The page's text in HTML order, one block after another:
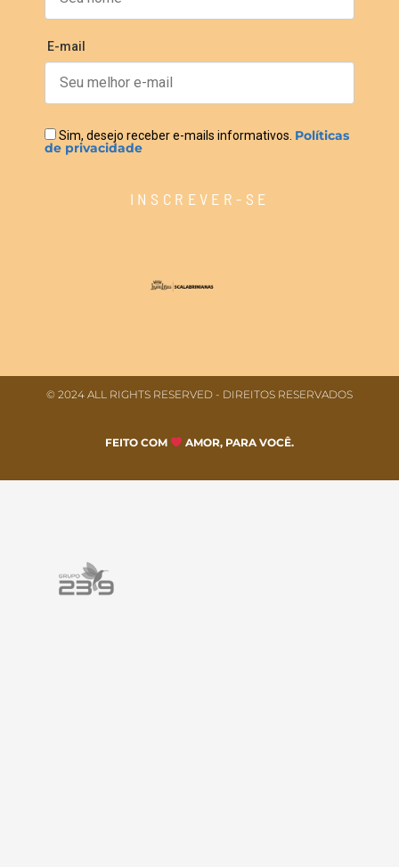
E-mail
Sim, desejo receber e-mails informativos. Políticas
de privacidade
INSCREVER-SE
© 2024 ALL RIGHTS RESERVED​ - DIREITOS RESERVADOS
FEITO COM AMOR, PARA VOCÊ.